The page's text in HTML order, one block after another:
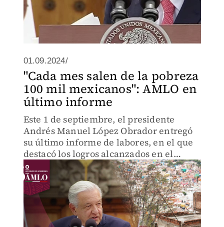
01.09.2024/
"Cada mes salen de la pobreza
100 mil mexicanos": AMLO en
último informe
Este 1 de septiembre, el presidente
Andrés Manuel López Obrador entregó
su último informe de labores, en el que
destacó los logros alcanzados en el
sexenio.